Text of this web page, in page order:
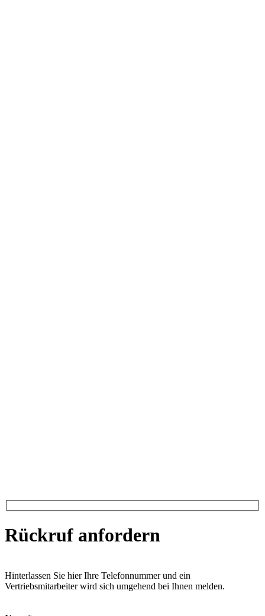
Rückruf anfordern
Hinterlassen Sie hier Ihre Telefonnummer und ein
Vertriebsmitarbeiter wird sich umgehend bei Ihnen melden.